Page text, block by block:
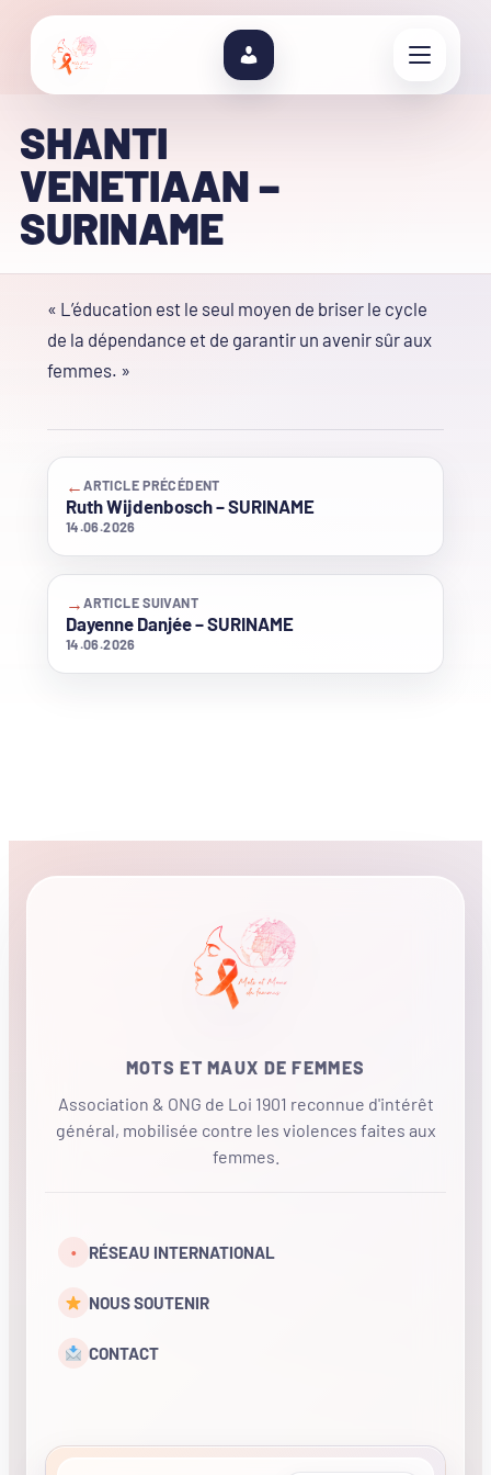
SHANTI
VENETIAAN –
SURINAME
« L’éducation est le seul moyen de briser le cycle
de la dépendance et de garantir un avenir sûr aux
femmes. »
←ARTICLE PRÉCÉDENT
Ruth Wijdenbosch – SURINAME
14.06.2026
→ARTICLE SUIVANT
Dayenne Danjée – SURINAME
14.06.2026
MOTS ET MAUX DE FEMMES
Association & ONG de Loi 1901 reconnue d'intérêt
général, mobilisée contre les violences faites aux
femmes.
• RÉSEAU INTERNATIONAL
NOUS SOUTENIR
CONTACT